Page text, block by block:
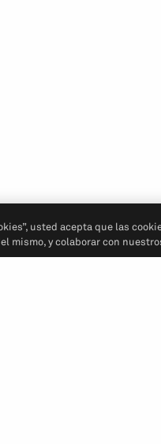
usted acepta que las
mismo, y colaborar con